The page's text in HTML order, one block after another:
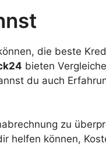
die beste
bieten
du auch
zu
helfen können,